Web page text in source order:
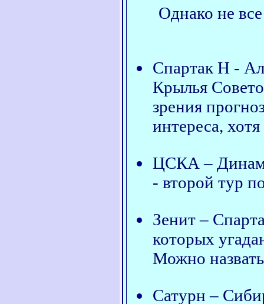
Однако не
Спартак Н -
Крылья
зрения
интереса,
ЦСКА –
- второй тур
Зенит –
которых
Можно
Сатурн –